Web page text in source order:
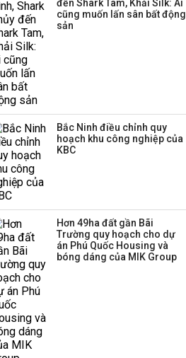
Thị trường thường
đến Shark Tam, Khải Silk: Ai
cũng muốn lấn sân bất động
sản
Bắc Ninh điều chỉnh quy
hoạch khu công nghiệp của
KBC
Hơn 49ha đất gần Bãi
Trường quy hoạch cho dự
án Phú Quốc Housing và
bóng dáng của MIK Group